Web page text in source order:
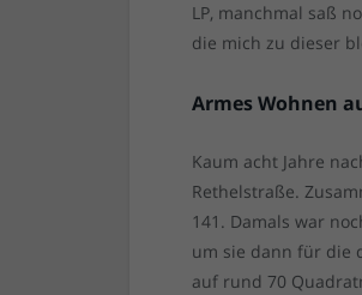
LP, manchmal saß
die mich zu dieser
Armes Wohnen
Kaum acht Jahre
Rethelstraße.
141. Damals war
um sie dann für die
auf rund 70